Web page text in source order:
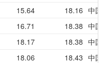
15.64 18.16 中国
16.71 18.38 中国
18.17 18.38 中国
18.06 18.43 中国